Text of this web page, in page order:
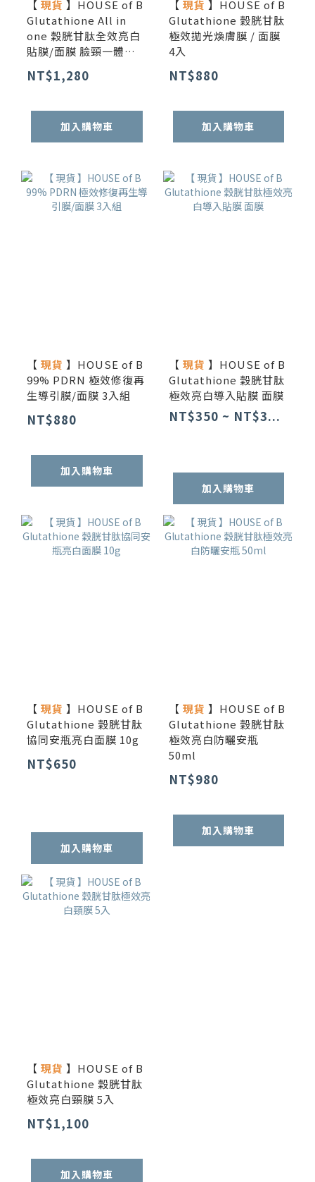
【 現貨 】HOUSE of B
Glutathione All in
one 穀胱甘肽全效亮白
貼膜/面膜 臉頸一體強
效組 3入
NT$1,280
加入購物車
【 現貨 】HOUSE of B
Glutathione 穀胱甘肽
極效拋光煥膚膜 / 面膜
4入
NT$880
加入購物車
【 現貨 】HOUSE of B
99% PDRN 極效修復再
生導引膜/面膜 3入組
NT$880
加入購物車
【 現貨 】HOUSE of B
Glutathione 穀胱甘肽
極效亮白導入貼膜 面膜
NT$350 ~ NT$3...
加入購物車
【 現貨 】HOUSE of B
Glutathione 穀胱甘肽
協同安瓶亮白面膜 10g
NT$650
加入購物車
【 現貨 】HOUSE of B
Glutathione 穀胱甘肽
極效亮白防曬安瓶
50ml
NT$980
加入購物車
【 現貨 】HOUSE of B
Glutathione 穀胱甘肽
極效亮白頸膜 5入
NT$1,100
加入購物車